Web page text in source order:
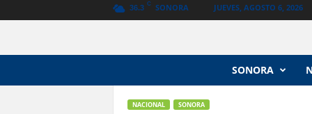
36.3 C SONORA JUEVES, AGOSTO 6, 2026
SONORA
NACIONAL SONORA